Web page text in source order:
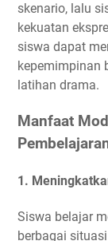
skenario, lalu
kekuatan
siswa dapat
kepemimpinan
latihan drama.
Manfaat
1.
Siswa belajar
berbagai